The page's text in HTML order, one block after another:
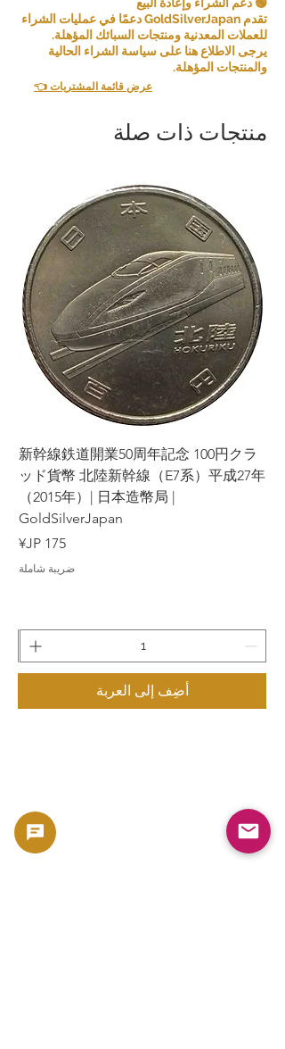
تقدم GoldSilverJapan دعمًا في عمليات الشراء
للعملات المعدنية ومنتجات السبائك المؤهلة.
يرجى الاطلاع هنا على سياسة الشراء الحالية
والمنتجات المؤهلة.
👈 عرض قائمة المشتريات
منتجات ذات صلة
新幹線鉄道開業50周年記念 100円クラ
ッド貨幣 北陸新幹線（E7系）平成27年
（2015年）| 日本造幣局 |
GoldSilverJapan
السعر
ضريبة شاملة
أضِف إلى العربة